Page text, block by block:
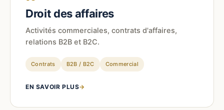
Droit des affaires
Activités commerciales, contrats d'affaires,
relations B2B et B2C.
Contrats B2B / B2C Commercial
EN SAVOIR PLUS→